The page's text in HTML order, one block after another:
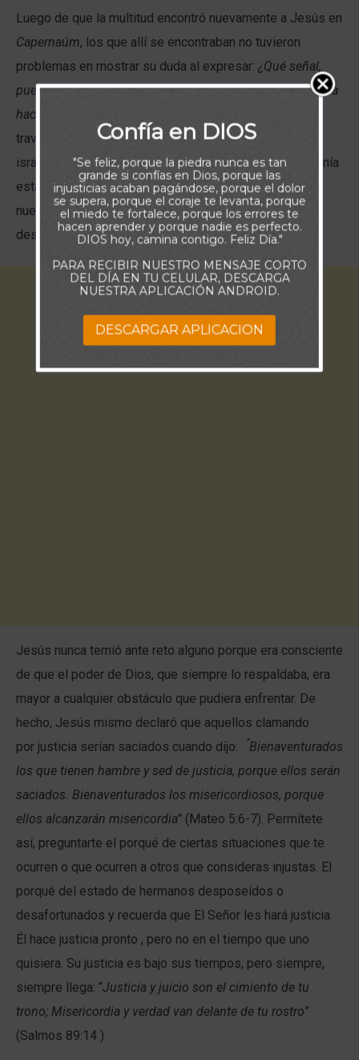
Luego de que la multitud encontró nuevamente a Jesús en
Capernaúm, los que allí se encontraban no tuvieron
problemas en mostrar su duda al expresar: ¿Qué señal,
pues, haces tú, para que veamos, y te creamos? ¿Qué obra
haces?
través de la palabra de como Dios alimentó a los
israelitas en el desierto con pan del cielo. ¿Si Jesús tenía
esta conexión con Dios, no podría entonces traer
nuevamente vida, sanación y esperanza a los
desposeídos, en cualquier lugar y momento?
Jesús nunca temió ante reto alguno porque era consciente
de que el poder de Dios, que siempre lo respaldaba, era
mayor a cualquier obstáculo que pudiera enfrentar. De
hecho, Jesús mismo declaró que aquellos clamando
por justicia serían saciados cuando dijo:
“Bienaventurados
los que tienen hambre y sed de justicia, porque ellos serán
saciados. Bienaventurados los misericordiosos, porque
ellos alcanzarán misericordia” (Mateo 5:6-7). Permítete
así, preguntarte el porqué de ciertas situaciones que te
ocurren o que ocurren a otros que consideras injustas. El
porqué del estado de hermanos desposeídos o
desafortunados y recuerda que El Señor les hará justicia.
Él hace justicia pronto , pero no en el tiempo que uno
quisiera. Su justicia es bajo sus tiempos, pero siempre,
siempre llega: “Justicia y juicio son el cimiento de tu
trono; Misericordia y verdad van delante de tu rostro”
(Salmos 89:14 )
Confía en DIOS
"Se feliz, porque la piedra nunca es tan
grande si confías en Dios, porque las
injusticias acaban pagándose, porque el dolor
se supera, porque el coraje te levanta, porque
el miedo te fortalece, porque los errores te
hacen aprender y porque nadie es perfecto.
DIOS hoy, camina contigo. Feliz Día."
PARA RECIBIR NUESTRO MENSAJE CORTO
DEL DÍA EN TU CELULAR, DESCARGA
NUESTRA APLICACIÓN ANDROID.
DESCARGAR APLICACION